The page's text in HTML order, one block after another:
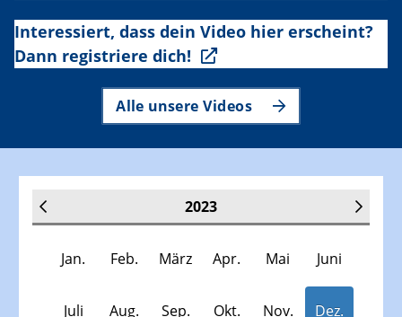
Interessiert, dass dein Video hier erscheint?
Dann registriere dich!
Alle unsere Videos
2023
Jan. Feb. März Apr. Mai Juni
Juli Aug. Sep. Okt. Nov. Dez.